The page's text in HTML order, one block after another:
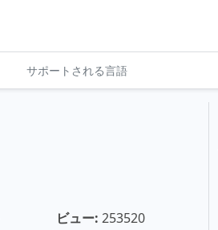
サポートされる言語
ビュー: 253520